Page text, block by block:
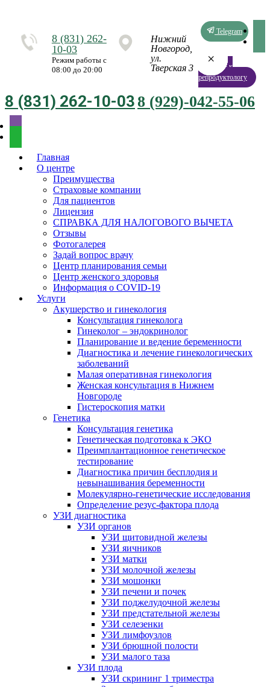
8 (831) 262-
10-03
Режим работы с
08:00 до 20:00
Нижний
Новгород,
ул.
Тверская 3
Telegram
Запись к
репродуктологу
8 (831) 262-10-038 (929)-042-55-06
Главная
О центре
Преимущества
Страховые компании
Для пациентов
Лицензия
СПРАВКА ДЛЯ НАЛОГОВОГО ВЫЧЕТА
Отзывы
Фотогалерея
Задай вопрос врачу
Центр планирования семьи
Центр женского здоровья
Информация о COVID-19
Услуги
Акушерство и гинекология
Консультация гинеколога
Гинеколог – эндокринолог
Планирование и ведение беременности
Диагностика и лечение гинекологических
заболеваний
Малая оперативная гинекология
Женская консультация в Нижнем
Новгороде
Гистероскопия матки
Генетика
Консультация генетика
Генетическая подготовка к ЭКО
Преимплантационное генетическое
тестирование
Диагностика причин бесплодия и
невынашивания беременности
Молекулярно-генетические исследования
Определение резус-фактора плода
УЗИ диагностика
УЗИ органов
УЗИ щитовидной железы
УЗИ яичников
УЗИ матки
УЗИ молочной железы
УЗИ мошонки
УЗИ печени и почек
УЗИ поджелудочной железы
УЗИ предстательной железы
УЗИ селезенки
УЗИ лимфоузлов
УЗИ брюшной полости
УЗИ малого таза
УЗИ плода
УЗИ скрининг 1 триместра
×
×
×
×
×
×
×
×